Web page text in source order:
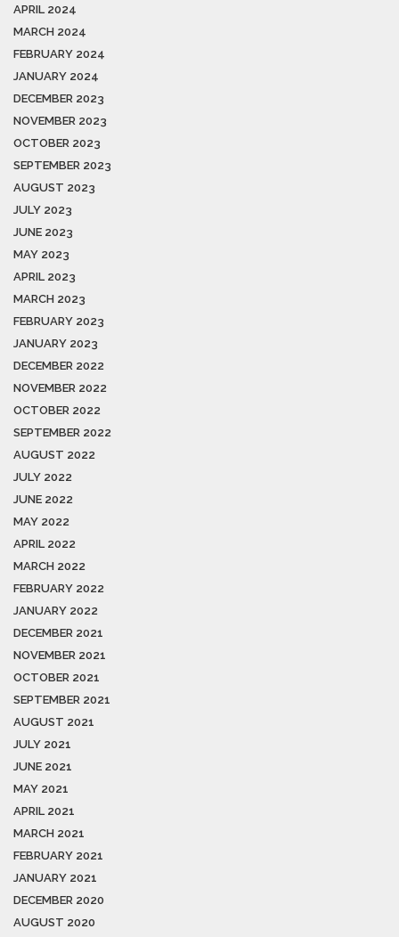
APRIL 2024
MARCH 2024
FEBRUARY 2024
JANUARY 2024
DECEMBER 2023
NOVEMBER 2023
OCTOBER 2023
SEPTEMBER 2023
AUGUST 2023
JULY 2023
JUNE 2023
MAY 2023
APRIL 2023
MARCH 2023
FEBRUARY 2023
JANUARY 2023
DECEMBER 2022
NOVEMBER 2022
OCTOBER 2022
SEPTEMBER 2022
AUGUST 2022
JULY 2022
JUNE 2022
MAY 2022
APRIL 2022
MARCH 2022
FEBRUARY 2022
JANUARY 2022
DECEMBER 2021
NOVEMBER 2021
OCTOBER 2021
SEPTEMBER 2021
AUGUST 2021
JULY 2021
JUNE 2021
MAY 2021
APRIL 2021
MARCH 2021
FEBRUARY 2021
JANUARY 2021
DECEMBER 2020
AUGUST 2020